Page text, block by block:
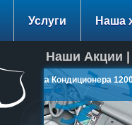
Услуги Наша
Наши Акции |
Заправка Кондиционера 1200
руб.